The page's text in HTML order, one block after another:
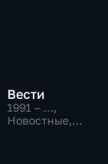
Вести
1991 – …,
Новостные,